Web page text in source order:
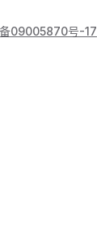
09005870号-17